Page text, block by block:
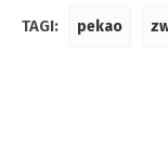
TAGI: pekao